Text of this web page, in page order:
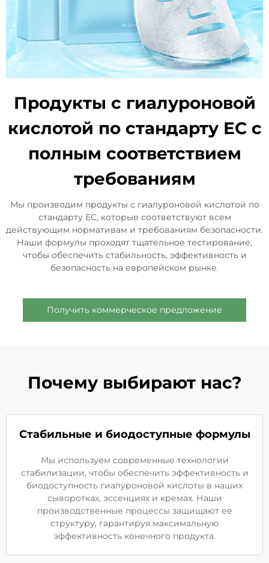
Продукты с гиалуроновой
кислотой по стандарту ЕС с
полным соответствием
требованиям
Мы производим продукты с гиалуроновой кислотой по
стандарту ЕС, которые соответствуют всем
действующим нормативам и требованиям безопасности.
Наши формулы проходят тщательное тестирование,
чтобы обеспечить стабильность, эффективность и
безопасность на европейском рынке.
Получить коммерческое предложение
Почему выбирают нас?
Стабильные и биодоступные формулы
Мы используем современные технологии
стабилизации, чтобы обеспечить эффективность и
биодоступность гиалуроновой кислоты в наших
сыворотках, эссенциях и кремах. Наши
производственные процессы защищают ее
структуру, гарантируя максимальную
эффективность конечного продукта.